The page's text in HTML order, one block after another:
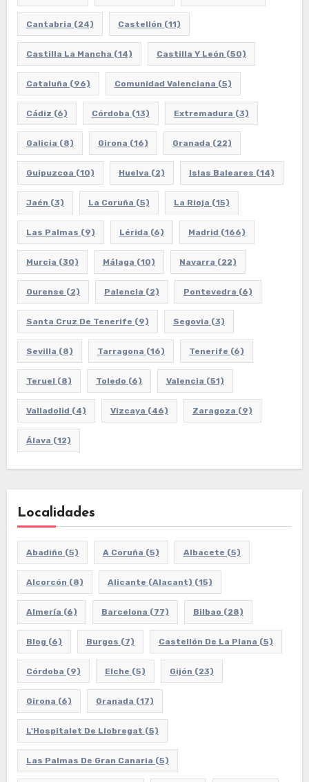
Cantabria (24) Castellón (11)
Castilla La Mancha (14) Castilla Y León (50)
Cataluña (96) Comunidad Valenciana (5)
Cádiz (6) Córdoba (13) Extremadura (3)
Galicia (8) Girona (16) Granada (22)
Guipuzcoa (10) Huelva (2) Islas Baleares (14)
Jaén (3) La Coruña (5) La Rioja (15)
Las Palmas (9) Lérida (6) Madrid (166)
Murcia (30) Málaga (10) Navarra (22)
Ourense (2) Palencia (2) Pontevedra (6)
Santa Cruz De Tenerife (9) Segovia (3)
Sevilla (8) Tarragona (16) Tenerife (6)
Teruel (8) Toledo (6) Valencia (51)
Valladolid (4) Vizcaya (46) Zaragoza (9)
Álava (12)
Localidades
Abadiño (5) A Coruña (5) Albacete (5)
Alcorcón (8) Alicante (Alacant) (15)
Almería (6) Barcelona (77) Bilbao (28)
Blog (6) Burgos (7) Castellón De La Plana (5)
Córdoba (9) Elche (5) Gijón (23)
Girona (6) Granada (17)
L'Hospitalet De Llobregat (5)
Las Palmas De Gran Canaria (5)